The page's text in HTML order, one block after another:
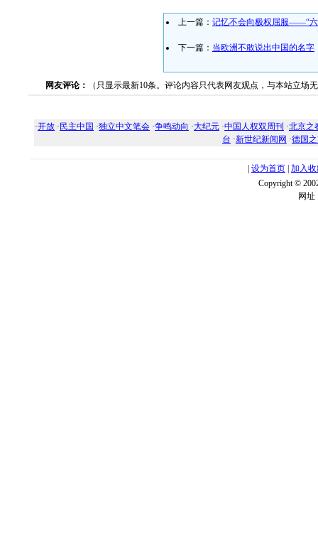
上一篇： 记忆不会向极权屈服——“六
下一篇： 当欧洲不敢说出中国的名字
网友评论： （只显示最新10条。评论内容只代表网友观点，与本站立场
·开放 · 民主中国 ·独立中文笔会 ·争鸣动向 ·大纪元 ·中国人权双周刊 ·北京之
台 ·新世纪新闻网 ·德国
设为首页 加入
Copyright ©
网址